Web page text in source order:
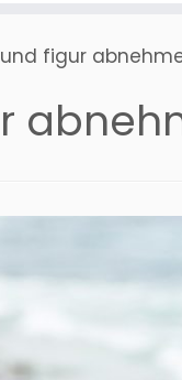
figur